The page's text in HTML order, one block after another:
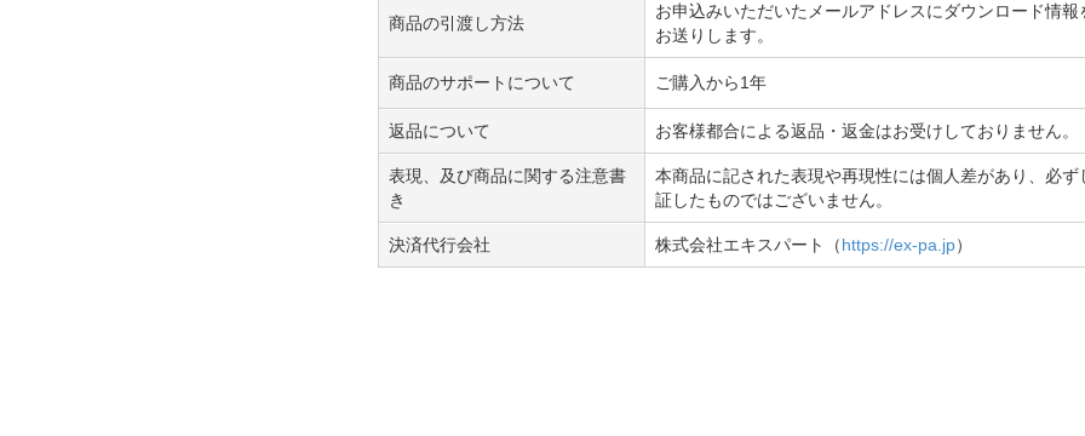
商品の引渡し方法
お申込みいただいたメールアドレスにダウンロード情
お送りします。
商品のサポートについて ご購入から1年
返品について お客様都合による返品・返金はお受けしておりません。
表現、及び商品に関する注意書
き
本商品に記された表現や再現性には個人差があり、必
証したものではございません。
決済代行会社 株式会社エキスパート（https://ex-pa.jp）